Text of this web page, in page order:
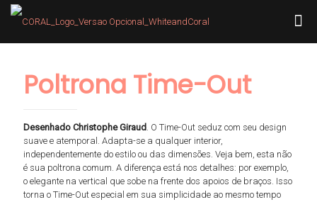
Poltrona Time-Out
Desenhado Christophe Giraud. O Time-Out seduz com seu design
suave e atemporal. Adapta-se a qualquer interior,
independentemente do estilo ou das dimensões. Veja bem, esta não
é sua poltrona comum. A diferença está nos detalhes: por exemplo,
o elegante na vertical que sobe na frente dos apoios de braços. Isso
torna o Time-Out especial em sua simplicidade ao mesmo tempo